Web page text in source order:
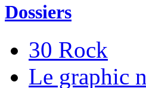
Dossiers
30 Rock
Le graphic